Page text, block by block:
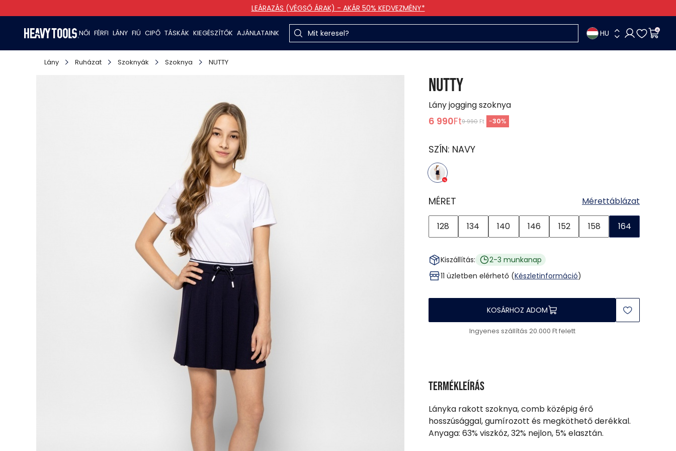
LEÁRAZÁS (VÉGSŐ ÁRAK) - AKÁR 50% KEDVEZMÉNY*
NŐI FÉRFI LÁNY FIÚ CIPŐ TÁSKÁK KIEGÉSZÍTŐK AJÁNLATAINK HU 0
Lány Ruházat Szoknyák Szoknya NUTTY
NUTTY
Lány jogging szoknya
6 990Ft9 990 Ft -30%
SZÍN: NAVY
MÉRET Mérettáblázat
128 134 140 146 152 158 164
Kiszállítás:
2-3 munkanap
11 üzletben elérhető (Készletinformáció)
KOSÁRHOZ ADOM
Ingyenes szállítás 20.000 Ft felett
Termékleírás
Lányka rakott szoknya, comb középig érő
hosszúsággal, gumírozott és megköthető derékkal.
Anyaga: 63% viszkóz, 32% nejlon, 5% elasztán.